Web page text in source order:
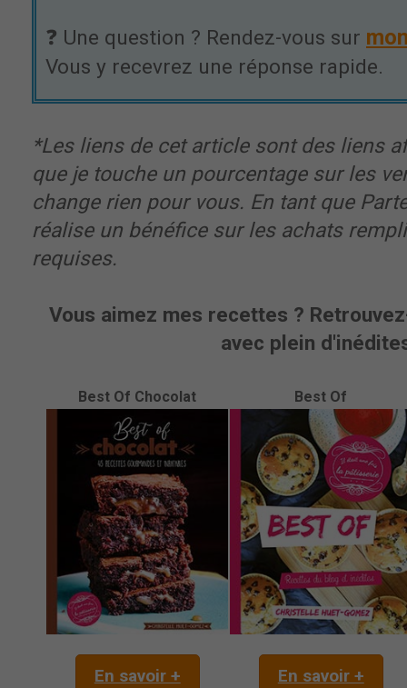
❓ Une question ? Rendez-vous sur
Vous y recevrez une réponse rapide.
*Les liens de cet article sont des liens
que je touche un pourcentage sur les
change rien pour vous. En tant que
réalise un bénéfice sur les achats
requises.
Vous aimez mes recettes ?
avec plein
Best Of Chocolat Best Of
En savoir + En savoir +